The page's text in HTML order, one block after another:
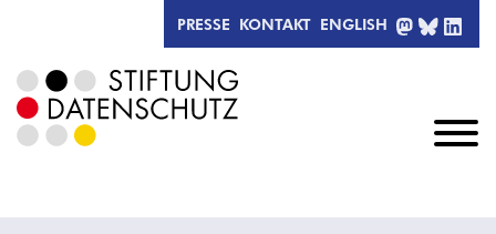
PRESSE KONTAKT ENGLISH